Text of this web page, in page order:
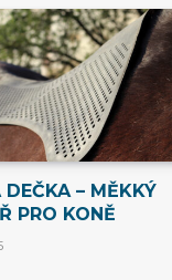
DEČKA – MĚKKÝ
PRO KONĚ